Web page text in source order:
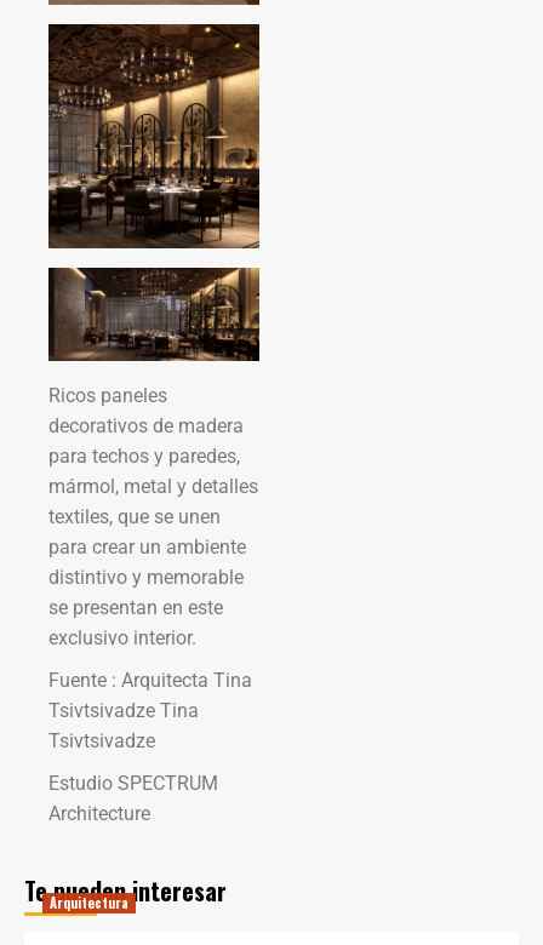
Ricos paneles
decorativos de madera
para techos y paredes,
mármol, metal y detalles
textiles, que se unen
para crear un ambiente
distintivo y memorable
se presentan en este
exclusivo interior.
Fuente : Arquitecta Tina
Tsivtsivadze Tina
Tsivtsivadze
Estudio SPECTRUM
Architecture
Te pueden interesar
Arquitectura